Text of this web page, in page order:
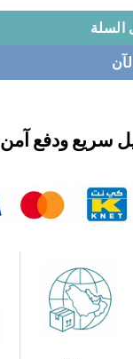
السلة
سريع ودفع آمن